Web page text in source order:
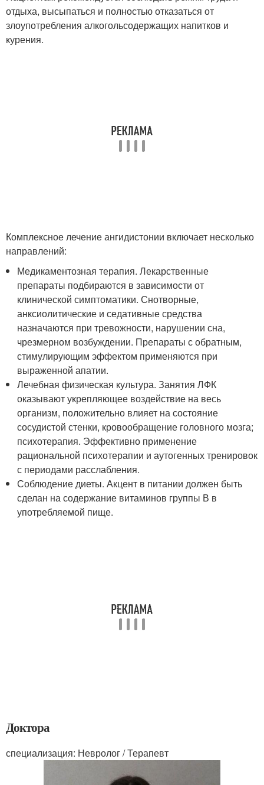
отдыха, высыпаться и полностью отказаться от
злоупотребления алкогольсодержащих напитков и
курения.
Комплексное лечение ангидистонии включает несколько
направлений:
Медикаментозная терапия. Лекарственные
препараты подбираются в зависимости от
клинической симптоматики. Снотворные,
анксиолитические и седативные средства
назначаются при тревожности, нарушении сна,
чрезмерном возбуждении. Препараты с обратным,
стимулирующим эффектом применяются при
выраженной апатии.
Лечебная физическая культура. Занятия ЛФК
оказывают укрепляющее воздействие на весь
организм, положительно влияет на состояние
сосудистой стенки, кровообращение головного мозга;
психотерапия. Эффективно применение
рациональной психотерапии и аутогенных тренировок
с периодами расслабления.
Соблюдение диеты. Акцент в питании должен быть
сделан на содержание витаминов группы В в
употребляемой пище.
Доктора
специализация: Невролог / Терапевт